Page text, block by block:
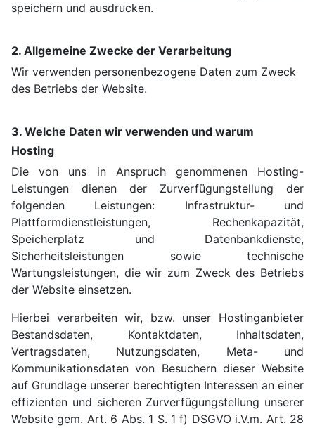
speichern und ausdrucken.
2. Allgemeine Zwecke der Verarbeitung
Wir verwenden personenbezogene Daten zum Zweck
des Betriebs der Website.
3. Welche Daten wir verwenden und warum
Hosting
Die von uns in Anspruch genommenen Hosting-
Leistungen dienen der Zurverfügungstellung der
folgenden Leistungen: Infrastruktur- und
Plattformdienstleistungen, Rechenkapazität,
Speicherplatz und Datenbankdienste,
Sicherheitsleistungen sowie technische
Wartungsleistungen, die wir zum Zweck des Betriebs
der Website einsetzen.
Hierbei verarbeiten wir, bzw. unser Hostinganbieter
Bestandsdaten, Kontaktdaten, Inhaltsdaten,
Vertragsdaten, Nutzungsdaten, Meta- und
Kommunikationsdaten von Besuchern dieser Website
auf Grundlage unserer berechtigten Interessen an einer
effizienten und sicheren Zurverfügungstellung unserer
Website gem. Art. 6 Abs. 1 S. 1 f) DSGVO i.V.m. Art. 28